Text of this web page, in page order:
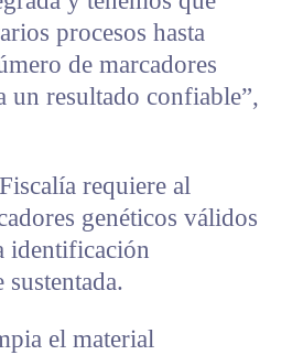
procesos hasta
de marcadores
un resultado confiable”,
requiere al
genéticos válidos
identificación
el material